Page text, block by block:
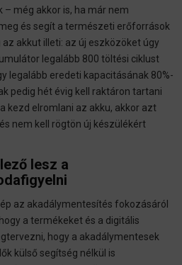
még akkor is, ha már nem
és segít a természeti erőforrások
akkut illeti: az új eszközöket úgy
legalább 800 töltési ciklust
legalább eredeti kapacitásának 80%-
pedig hét évig kell raktáron tartani
kezd elromlani az akku, akkor azt
nem kell rögtön új készülékért
lesz a
az akadálymentesítés fokozásáról
a termékeket és a digitális
hogy a akadálymentesek
külső segítség nélkül is